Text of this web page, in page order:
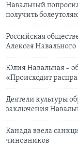
Навальный
получить
Российская
Алексея Навального
Юлия Навальная –
«Происходит
Деятели культуры
заключения
Канада ввела
чиновников